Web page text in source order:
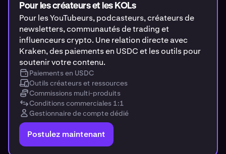
Pour les créateurs et les KOLs
Pour les YouTubeurs, podcasteurs, créateurs de
newsletters, communautés de trading et
influenceurs crypto. Une relation directe avec
Kraken, des paiements en USDC et les outils pour
soutenir votre contenu.
Paiements en USDC
Outils créateurs et ressources
Commissions multi-produits
Conditions commerciales 1:1
Gestionnaire de compte dédié
Postulez maintenant